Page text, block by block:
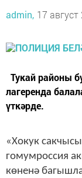
admin, 17
Тукай районы
лагеренда
үткәрде.
«Хокук
гомумроссия
көненә